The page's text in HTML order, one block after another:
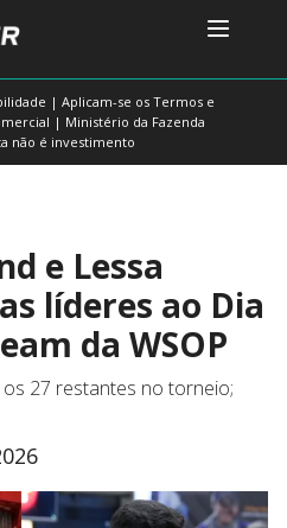
| Aplicam-se os Termos e
| Ministério da Fazenda
não é investimento
e Lessa
líderes ao Dia
da WSOP
27 restantes no torneio;